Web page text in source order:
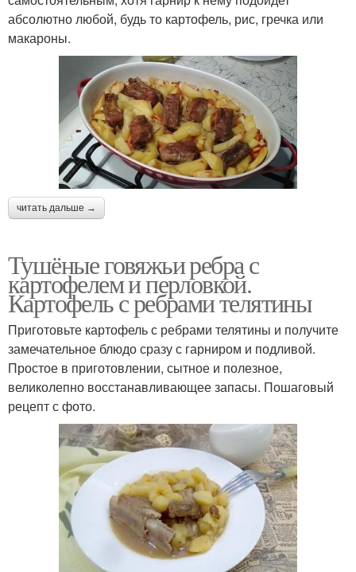
абсолютно любой, будь то картофель, рис, гречка или
макароны.
читать дальше →
Тушёные говяжьи ребра с
картофелем и перловкой.
Картофель с ребрами телятины
Приготовьте картофель с ребрами телятины и получите
замечательное блюдо сразу с гарниром и подливой.
Простое в приготовлении, сытное и полезное,
великолепно восстанавливающее запасы. Пошаговый
рецепт с фото.